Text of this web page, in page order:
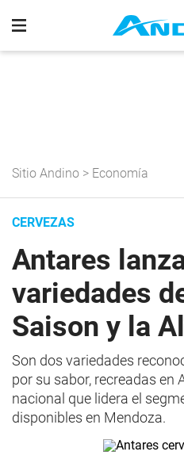
Sitio Andino > Economía
CERVEZAS
Antares
variedades
Saison y la
Son dos variedades
por su sabor, recreadas en
nacional que lidera el
disponibles en Mendoza.